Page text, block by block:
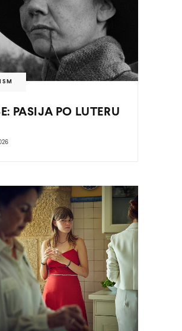
PASIJA PO LUTERU